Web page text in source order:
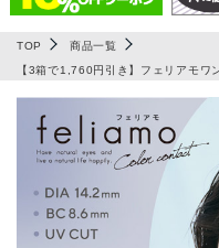
TOP
商品一覧
【3箱で1,760円引き】フェリアモ